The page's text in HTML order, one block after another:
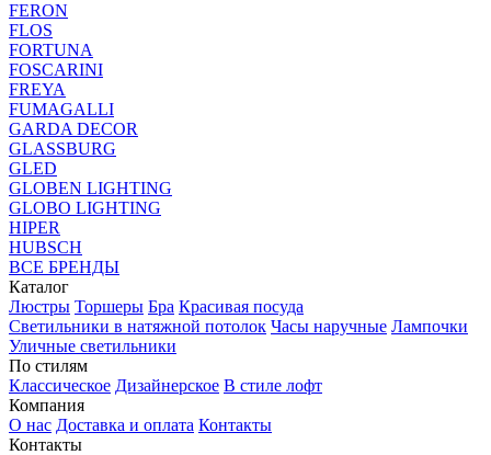
FERON
FLOS
FORTUNA
FOSCARINI
FREYA
FUMAGALLI
GARDA DECOR
GLASSBURG
GLED
GLOBEN LIGHTING
GLOBO LIGHTING
HIPER
HUBSCH
ВСЕ БРЕНДЫ
Каталог
Люстры Торшеры Бра Красивая посуда
Светильники в натяжной потолок Часы наручные Лампочки
Уличные светильники
По стилям
Классическое Дизайнерское В стиле лофт
Компания
О нас Доставка и оплата Контакты
Контакты